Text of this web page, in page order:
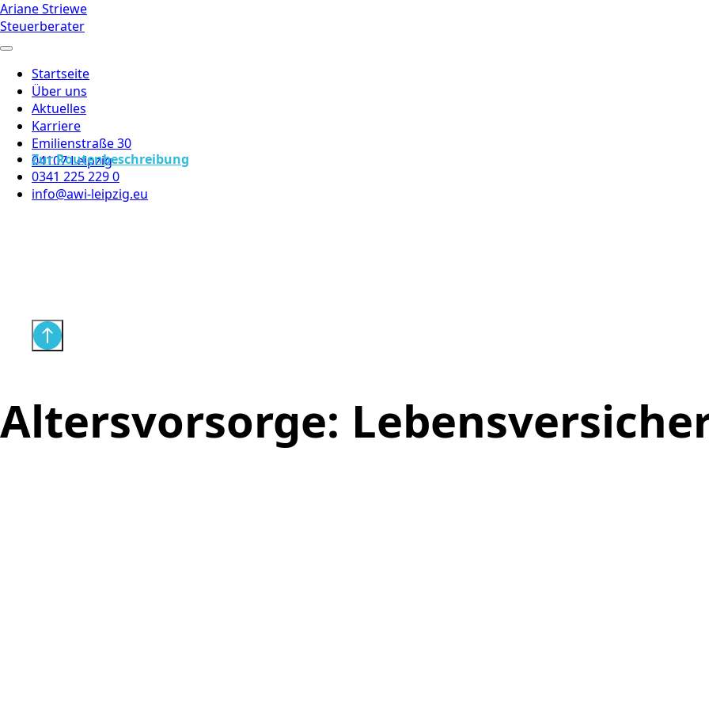
Ariane Striewe
Steuerberater
Startseite
Über uns
Aktuelles
Karriere
Emilienstraße 30
04107 Leipzig
Zur Routenbeschreibung
0341 225 229 0
info@awi-leipzig.eu
Altersvorsorge: